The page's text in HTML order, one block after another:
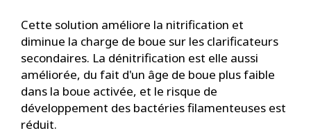
Cette solution améliore la nitrification et
diminue la charge de boue sur les clarificateurs
secondaires. La dénitrification est elle aussi
améliorée, du fait d'un âge de boue plus faible
dans la boue activée, et le risque de
développement des bactéries filamenteuses est
réduit.